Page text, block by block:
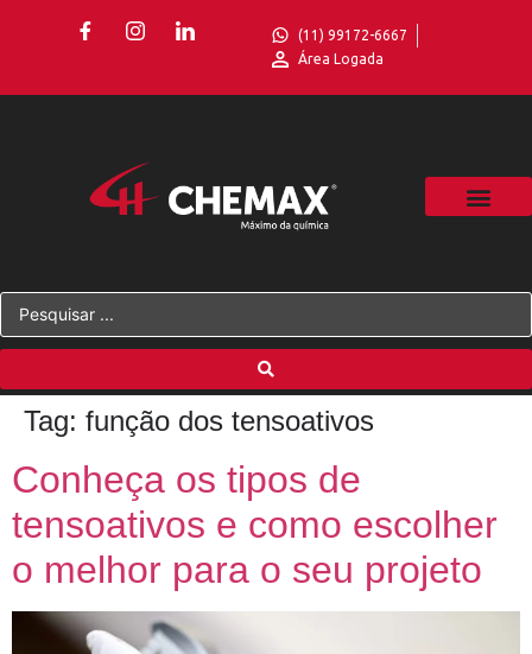
(11) 99172-6667
Área Logada
Tag: função dos tensoativos
Conheça os tipos de
tensoativos e como escolher
o melhor para o seu projeto